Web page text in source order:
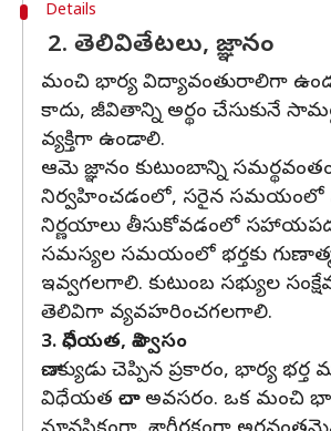
Details
2. తెలివితేటలు, జ్ఞానం
మంచి భార్య విద్యావంతురాలిగా
కాదు, జీవితాన్ని అర్థం చేసుకునే
వ్యక్తిగా ఉండాలి.
ఆమె జ్ఞానం కుటుంబాన్ని
నిర్వహించడంలో, సరైన సమయంలో
నిర్ణయాలు తీసుకోవడంలో
సమస్యల సమయంలో భర్తకు
ఇవ్వగలగాలి. కుటుంబ సభ్యుల
తెలివిగా వ్యవహరించగలగాలి.
3. విధేయత, విశ్వాసం
చాణక్యుడు చెప్పిన ప్రకారం, భార్య
విధేయత చాలా అవసరం. ఒక మంచి